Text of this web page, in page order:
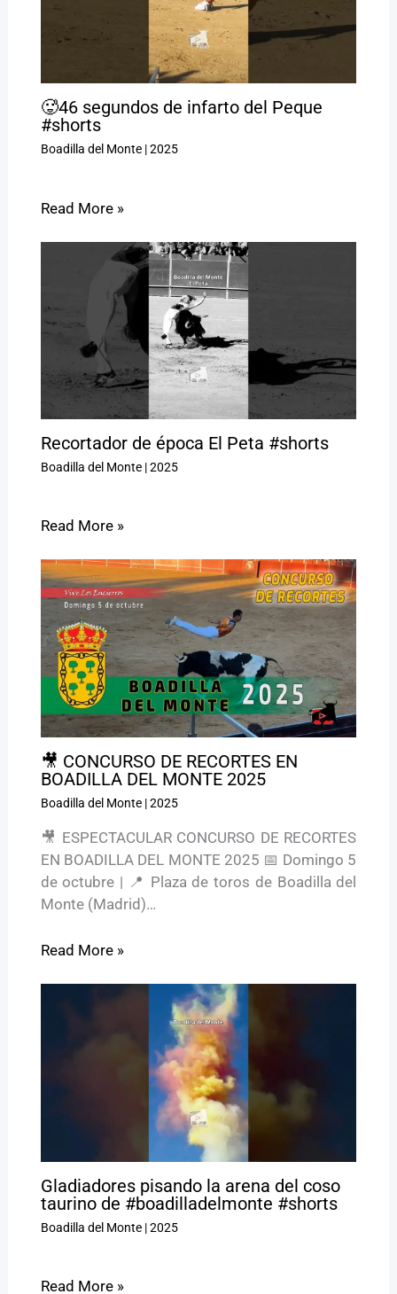
🥵46 segundos de infarto del Peque
#shorts
Boadilla del Monte|2025
Read More »
Recortador de época El Peta #shorts
Boadilla del Monte|2025
Read More »
🎥 CONCURSO DE RECORTES EN
BOADILLA DEL MONTE 2025
Boadilla del Monte|2025
🎥 ESPECTACULAR CONCURSO DE RECORTES
EN BOADILLA DEL MONTE 2025 📅 Domingo 5
de octubre | 📍 Plaza de toros de Boadilla del
Monte (Madrid)…
Read More »
Gladiadores pisando la arena del coso
taurino de #boadilladelmonte #shorts
Boadilla del Monte|2025
Read More »